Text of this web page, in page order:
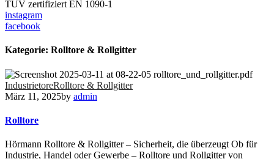
TÜV zertifiziert EN 1090-1
instagram
facebook
Kategorie: Rolltore & Rollgitter
IndustrietoreRolltore & Rollgitter
März 11, 2025by admin
Rolltore
Hörmann Rolltore & Rollgitter – Sicherheit, die überzeugt Ob für
Industrie, Handel oder Gewerbe – Rolltore und Rollgitter von